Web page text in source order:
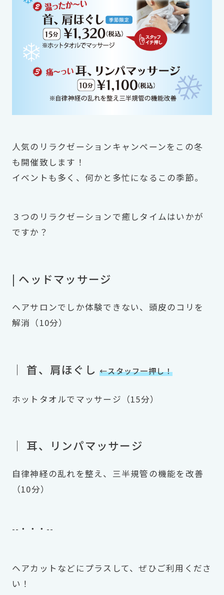
人気のリラクゼーションキャンペーンをこの冬
も開催致します！
イベントも多く、何かと多忙になるこの季節。
３つのリラクゼーションで癒しタイムはいかが
ですか？
| ヘッドマッサージ
ヘアサロンでしか体験できない、頭皮のコリを
解消（10分）
｜ 首、肩ほぐし←スタッフ一押し！
ホットタオルでマッサージ（15分）
｜ 耳、リンパマッサージ
自律神経の乱れを整え、三半規管の機能を改善
（10分）
--・・・--
ヘアカットなどにプラスして、ぜひご利用くださ
い！